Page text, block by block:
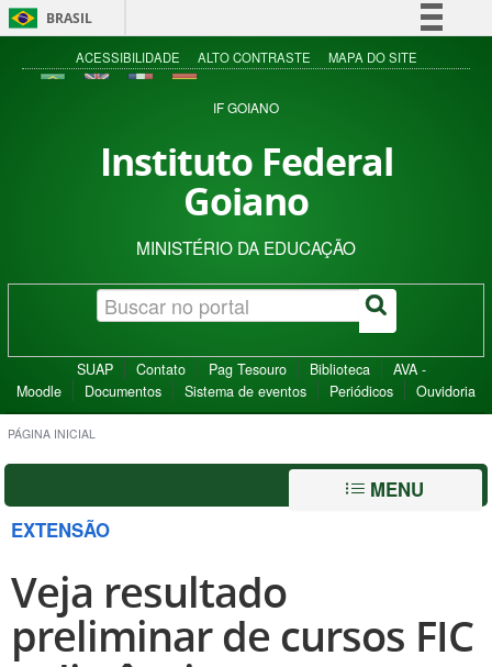
BRASIL
Simplifique!
Acesso à informação
ACESSIBILIDADE ALTO CONTRASTE MAPA DO SITE
IF GOIANO
Instituto Federal
Goiano
MINISTÉRIO DA EDUCAÇÃO
SUAP Contato Pag Tesouro Biblioteca
AVA -
Moodle
Documentos Sistema de eventos Periódicos Ouvidoria
PÁGINA INICIAL
MENU
EXTENSÃO
Veja resultado
preliminar de cursos FIC